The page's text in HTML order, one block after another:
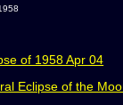
of 1958 Apr 04
Eclipse of the